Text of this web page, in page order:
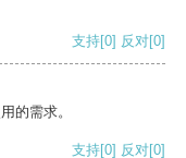
支持[0] 反对[0]
的需求。
支持[0] 反对[0]